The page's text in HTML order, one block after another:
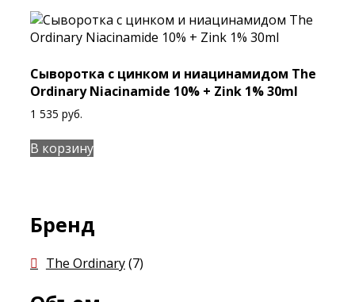
Сыворотка с цинком и ниацинамидом The
Ordinary Niacinamide 10% + Zink 1% 30ml
1 535 руб.
В корзину
Бренд
The Ordinary(7)